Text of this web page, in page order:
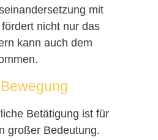
mit
nicht nur das
kann auch dem
Betätigung ist für
großer Bedeutung.